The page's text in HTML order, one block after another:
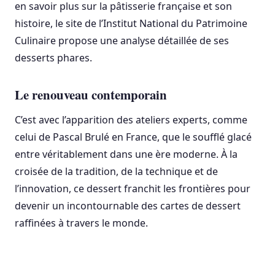
en savoir plus sur la pâtisserie française et son
histoire, le site de l’Institut National du Patrimoine
Culinaire propose une analyse détaillée de ses
desserts phares.
Le renouveau contemporain
C’est avec l’apparition des ateliers experts, comme
celui de Pascal Brulé en France, que le soufflé glacé
entre véritablement dans une ère moderne. À la
croisée de la tradition, de la technique et de
l’innovation, ce dessert franchit les frontières pour
devenir un incontournable des cartes de dessert
raffinées à travers le monde.